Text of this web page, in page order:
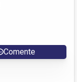
Comente